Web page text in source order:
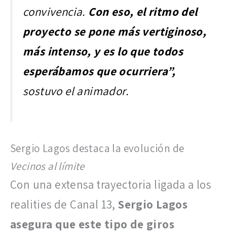
convivencia. Con eso, el ritmo del
proyecto se pone más vertiginoso,
más intenso, y es lo que todos
esperábamos que ocurriera”,
sostuvo el animador.
Sergio Lagos destaca la evolución de
Vecinos al límite
Con una extensa trayectoria ligada a los
realities de Canal 13,Sergio Lagos
asegura que este tipo de giros